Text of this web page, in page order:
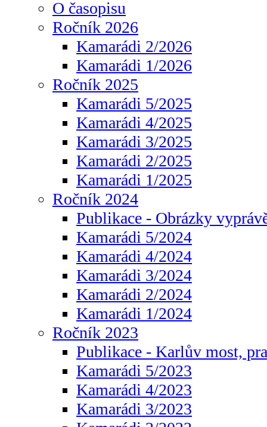
O časopisu
Ročník 2026
Kamarádi 2/2026
Kamarádi 1/2026
Ročník 2025
Kamarádi 5/2025
Kamarádi 4/2025
Kamarádi 3/2025
Kamarádi 2/2025
Kamarádi 1/2025
Ročník 2024
Publikace - Obrázky
Kamarádi 5/2024
Kamarádi 4/2024
Kamarádi 3/2024
Kamarádi 2/2024
Kamarádi 1/2024
Ročník 2023
Publikace - Karlův most,
Kamarádi 5/2023
Kamarádi 4/2023
Kamarádi 3/2023